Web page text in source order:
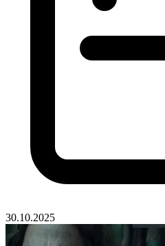
30.10.2025